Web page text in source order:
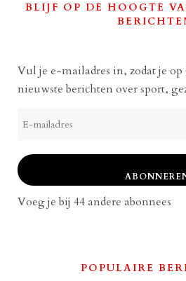
BLIJF OP DE HOOGTE
Vul je e-mailadres in, zodat je
nieuwste berichten over sport,
mailadres
Voeg je bij 44 andere abonnees
POPULAIRE